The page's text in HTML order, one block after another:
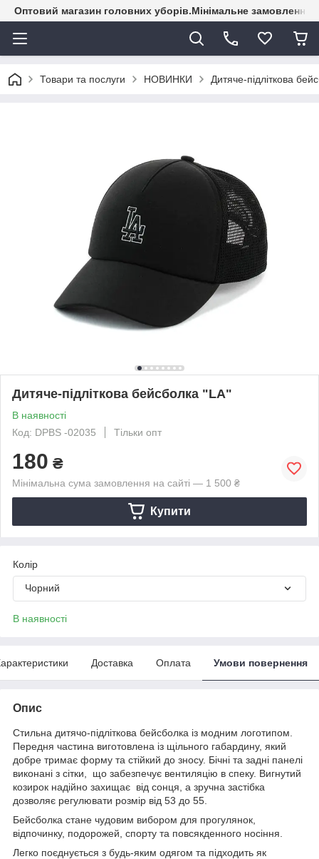
Оптовий магазин головних уборів.Мінімальне замовлення
Товари та послуги НОВИНКИ Дитяче-підліткова
Дитяче-підліткова бейсболка "LA"
В наявності
Код: DPBS -02035
Тільки опт
180 ₴
Мінімальна сума замовлення на сайті — 1 500 ₴
Купити
Колір
Чорний
В наявності
Доставка Оплата Умови повернення
Опис
Стильна дитячо-підліткова бейсболка із модним логотипом.
Передня частина виготовлена ​​із щільного габардину, який
добре тримає форму та стійкий до зносу. Бічні та задні панелі
виконані з сітки, що забезпечує вентиляцію в спеку. Вигнутий
козирок надійно захищає від сонця, а зручна застібка
дозволяє регулювати розмір від 53 до 55.
Бейсболка стане чудовим вибором для прогулянок,
відпочинку, подорожей, спорту та повсякденного носіння.
Легко поєднується з будь-яким одягом та підходить як